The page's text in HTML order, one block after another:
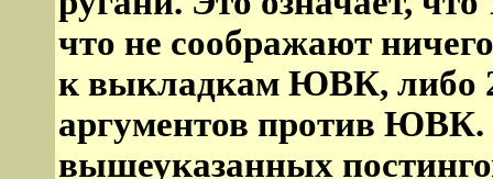
что не соображают
к выкладкам ЮВК, либо
аргументов против ЮВК.
вышеуказанных